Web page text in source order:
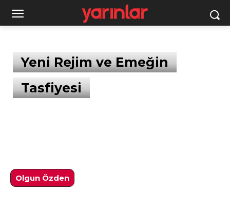
Yeni Rejim ve Emeğin
Tasfiyesi
Olgun Özden